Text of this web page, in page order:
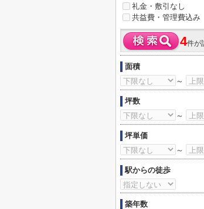
礼金・敷引なし
共益費・管理費込み
4件が
面積
～
坪数
～
坪単価
～
駅からの徒歩
築年数